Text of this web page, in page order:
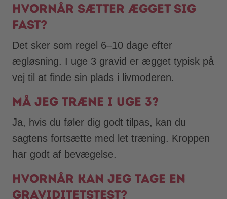
Hvornår sætter ægget sig
fast?
Det sker som regel 6–10 dage efter
ægløsning. I uge 3 gravid er ægget typisk på
vej til at finde sin plads i livmoderen.
Må jeg træne i uge 3?
Ja, hvis du føler dig godt tilpas, kan du
sagtens fortsætte med let træning. Kroppen
har godt af bevægelse.
Hvornår kan jeg tage en
graviditetstest?